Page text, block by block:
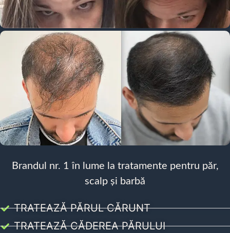
Brandul nr. 1 în lume la tratamente pentru păr,
scalp și barbă
TRATEAZĂ PĂRUL CĂRUNT
TRATEAZĂ CĂDEREA PĂRULUI